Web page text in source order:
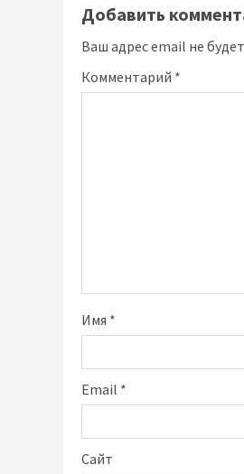
Добавить
Ваш адрес email не
Комментарий *
Имя *
Email *
Сайт